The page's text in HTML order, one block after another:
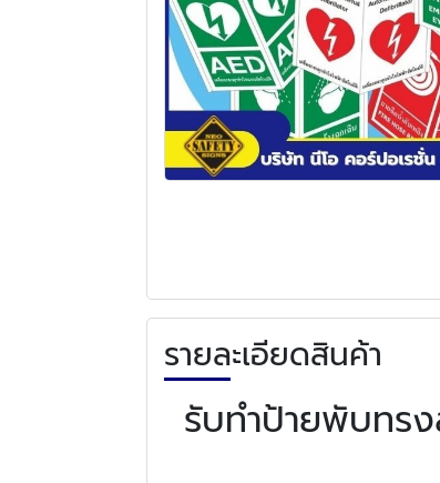
รายละเอียดสินค้า
รับทำป้ายพับทร